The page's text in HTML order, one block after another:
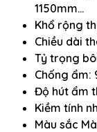
1150mm…
Khổ rộng
Chiều dài
Tỷ trọng
Chống ẩm:
Độ hút ẩm
Kiềm tính
Màu sắc